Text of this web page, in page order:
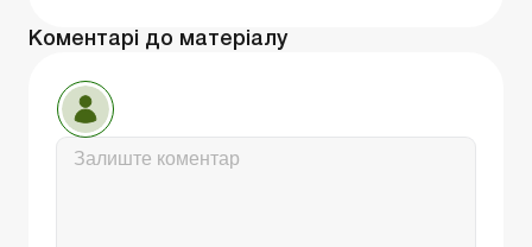
Коментарі до матеріалу